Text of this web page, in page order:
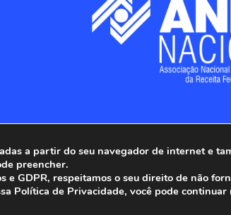
- Associação Nacional dos Auditores
Todos os Direitos
a partir do seu navegador de internet e
preencher.
e GDPR, respeitamos o seu direito de não
Política de Privacidade, você pode